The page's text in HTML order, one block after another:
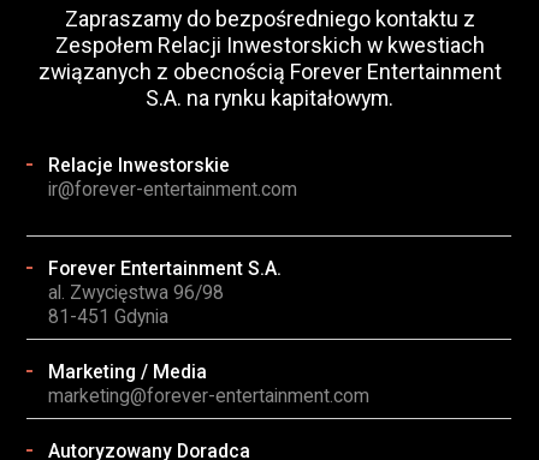
Zapraszamy do bezpośredniego kontaktu z
Zespołem Relacji Inwestorskich w kwestiach
związanych z obecnością Forever Entertainment
S.A. na rynku kapitałowym.
Relacje Inwestorskie
ir@forever-entertainment.com
Forever Entertainment S.A.
al. Zwycięstwa 96/98
81-451 Gdynia
Marketing / Media
marketing@forever-entertainment.com
Autoryzowany Doradca